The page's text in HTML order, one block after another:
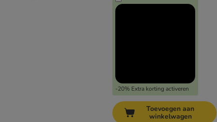
-20% Extra korting activeren
Toevoegen aan
winkelwagen